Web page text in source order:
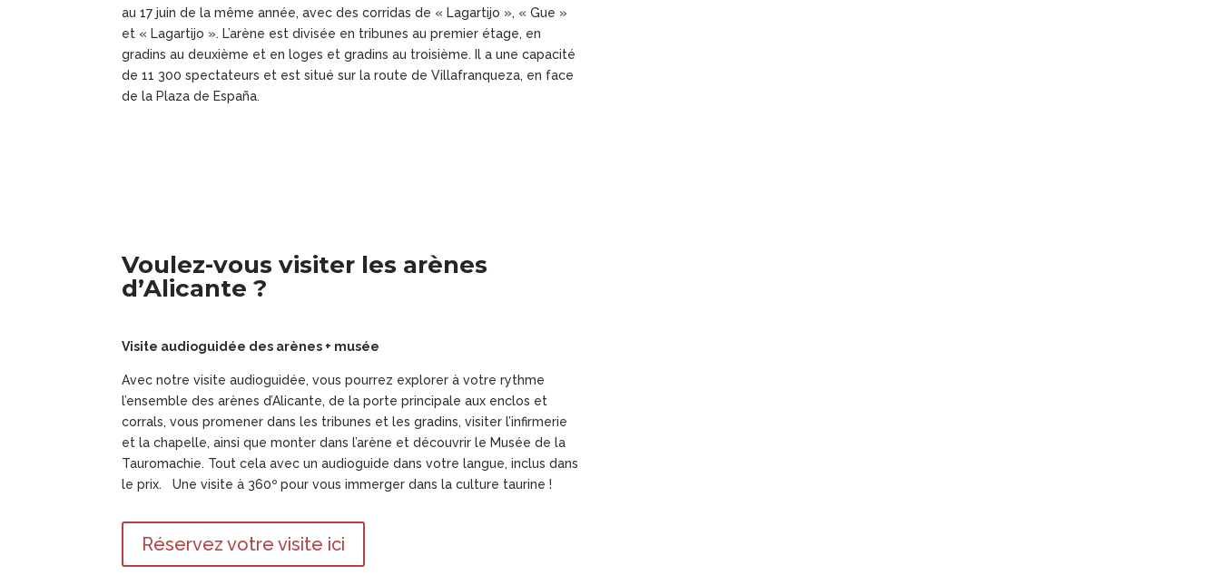
au 17 juin de la même année, avec des corridas de « Lagartijo », « Gue »
et « Lagartijo ». L’arène est divisée en tribunes au premier étage, en
gradins au deuxième et en loges et gradins au troisième. Il a une capacité
de 11 300 spectateurs et est situé sur la route de Villafranqueza, en face
de la Plaza de España.
Voulez-vous visiter les arènes
d’Alicante ?
Visite audioguidée des arènes + musée
Avec notre visite audioguidée, vous pourrez explorer à votre rythme
l’ensemble des arènes d’Alicante, de la porte principale aux enclos et
corrals, vous promener dans les tribunes et les gradins, visiter l’infirmerie
et la chapelle, ainsi que monter dans l’arène et découvrir le Musée de la
Tauromachie. Tout cela avec un audioguide dans votre langue, inclus dans
le prix. Une visite à 360º pour vous immerger dans la culture taurine !
Réservez votre visite ici